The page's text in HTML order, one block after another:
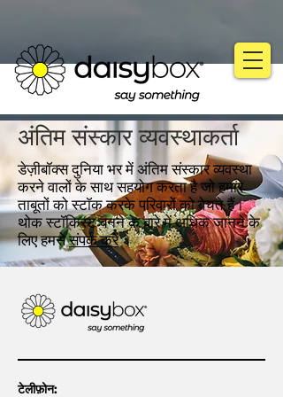
अंतिम संस्कार व्यवस्थाकर्ता
डेज़ीबॉक्स दुनिया भर में अंतिम संस्कार व्यवस्था
करने वालों के साथ सहयोग करता है जो हमारे
ताबूतों को स्टॉक करके परिवारों को बेचते हैं।
थोक स्टॉकिस्ट बनने के बारे में अधिक जानने के
लिए हमसेसंपर्क करें।
टेलीफ़ोन: